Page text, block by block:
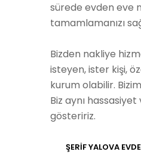
sürede evden eve
tamamlamanızı
Bizden nakliye
isteyen, ister kişi,
kurum olabilir.
Biz aynı
gösteririz.
ŞERİFYALOVA